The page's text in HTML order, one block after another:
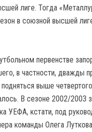
лиге. Тогда
в союзной высшей
первенстве
в частности, дважды
подняться выше
В сезоне 2002/2003
УЕФА, кстати, под
команды Олега